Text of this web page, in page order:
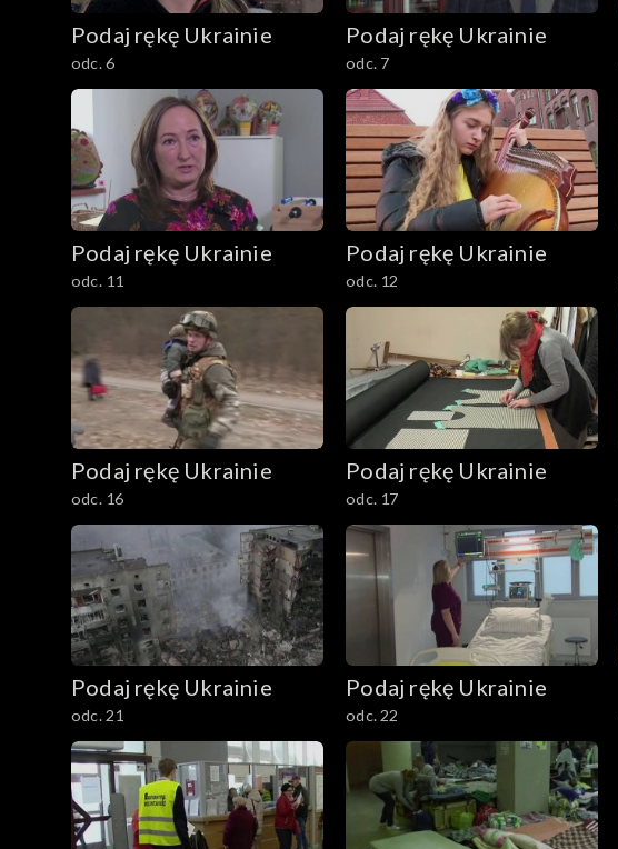
Podaj rękę Ukrainie
odc. 6
Podaj rękę Ukrainie
odc. 7
Podaj rękę Ukrainie
odc. 11
Podaj rękę Ukrainie
odc. 12
Podaj rękę Ukrainie
odc. 16
Podaj rękę Ukrainie
odc. 17
Podaj rękę Ukrainie
odc. 21
Podaj rękę Ukrainie
odc. 22